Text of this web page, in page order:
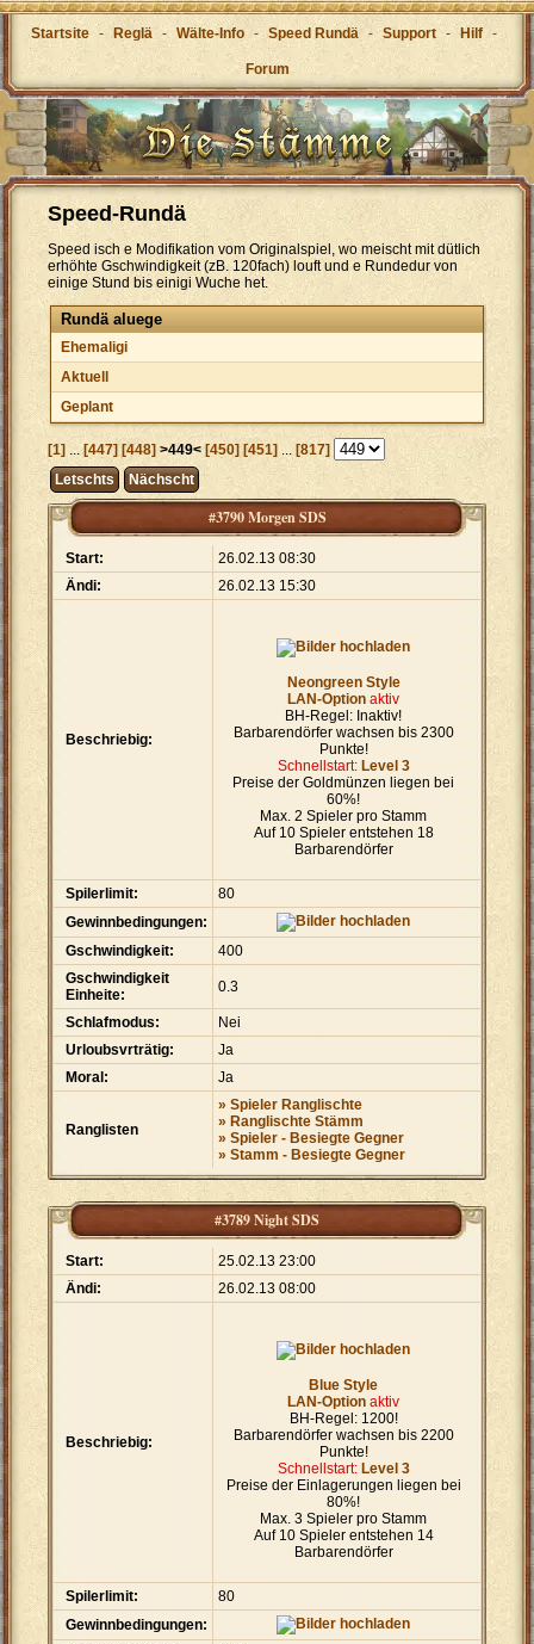
Startsite - Reglä - Wälte-Info - Speed Rundä - Support - Hilf -
Forum
Speed-Rundä
Speed isch e Modifikation vom Originalspiel, wo meischt mit dütlich
erhöhte Gschwindigkeit (zB. 120fach) louft und e Rundedur von
einige Stund bis einigi Wuche het.
Rundä aluege
Ehemaligi
Aktuell
Geplant
[1] ...[447] [448] >449<[450][451] ... [817]
Letschts
Nächscht
#3790 Morgen SDS
Start:
26.02.13 08:30
Ändi:
26.02.13 15:30
Beschriebig:
Neongreen Style
LAN-Option aktiv
BH-Regel: Inaktiv!
Barbarendörfer wachsen bis 2300
Punkte!
Schnellstart: Level 3
Preise der Goldmünzen liegen bei
60%!
Max. 2 Spieler pro Stamm
Auf 10 Spieler entstehen 18
Barbarendörfer
Spilerlimit:
80
Gewinnbedingungen:
Gschwindigkeit:
400
Gschwindigkeit
Einheite:
0.3
Schlafmodus:
Nei
Urloubsvrträtig:
Ja
Moral:
Ja
Ranglisten
» Spieler Ranglischte
» Ranglischte Stämm
» Spieler - Besiegte Gegner
» Stamm - Besiegte Gegner
#3789 Night SDS
Start:
25.02.13 23:00
Ändi:
26.02.13 08:00
Beschriebig:
Blue Style
LAN-Option aktiv
BH-Regel: 1200!
Barbarendörfer wachsen bis 2200
Punkte!
Schnellstart: Level 3
Preise der Einlagerungen liegen bei
80%!
Max. 3 Spieler pro Stamm
Auf 10 Spieler entstehen 14
Barbarendörfer
Spilerlimit:
80
Gewinnbedingungen: